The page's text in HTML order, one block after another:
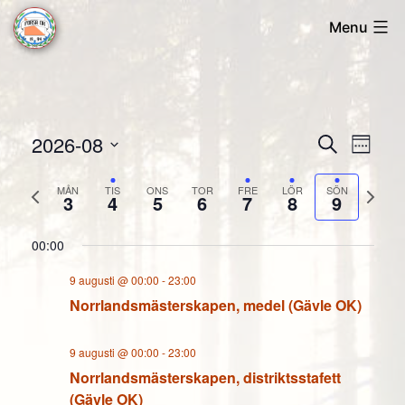
Skip
to
Menu
and
Sök Vecka
2026-08
datum
Föregående
MÅN
3 TIS
4 ONS
5 TOR
6 FRE
7 LÖR
8 SÖN
9
00:00
9 augusti @ 00:00 -23:00
Norrlandsmästerskapen, medel (Gävle OK)
9 augusti @ 00:00 -23:00
Norrlandsmästerskapen, distriktsstafett
(Gävle OK)